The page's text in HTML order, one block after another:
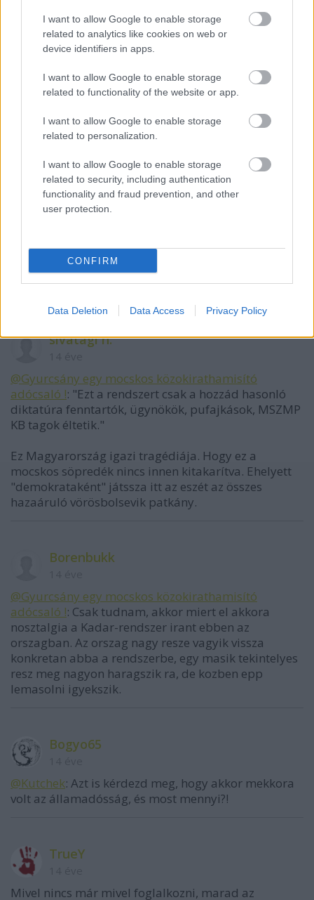
I want to allow Google to enable storage
related to analytics like cookies on web or
device identifiers in apps.
I want to allow Google to enable storage
related to functionality of the website or app.
I want to allow Google to enable storage
related to personalization.
I want to allow Google to enable storage
related to security, including authentication
functionality and fraud prevention, and other
user protection.
CONFIRM
Data Deletion Data Access Privacy Policy
14 éve
@No_Fidesz_No_Problem
Aha kispajtás, aztán jön a Jobbik és te is tiplizhetsz
Kanadába a genetikában jártas haverod után.
hattyú
14 éve
Kína és Irán után az ötödik legabszurdabb hely ezen
a gömbön, ki kéne használni turisztikai célokra ezt a
csodás lehetőséget!
sivatagi n.
@Gyurcsány egy mocskos közokirathamisító
adócsaló !: "Ezt a rendszert csak a hozzád hasonló
diktatúra fenntartók, ügynökök, pufajkások, MSZMP
KB tagok éltetik."
Ez Magyarország igazi tragédiája. Hogy ez a
mocskos söpredék nincs innen kitakarítva. Ehelyett
"demokrataként" játssza itt az eszét az összes
hazaáruló vörösbolsevik patkány.
Borenbukk
@Gyurcsány egy mocskos közokirathamisító
adócsaló !: Csak tudnam, akkor miert el akkora
nosztalgia a Kadar-rendszer irant ebben az
orszagban. Az orszag nagy resze vagyik vissza
konkretan abba a rendszerbe, egy masik tekintelyes
resz meg nagyon haragszik ra, de kozben epp
lemasolni igyekszik.
Bogyo65
@Kutchek: Azt is kérdezd meg, hogy akkor mekkora
volt az államadósság, és most mennyi?!
TrueY
Mivel nincs már mivel foglalkozni, marad az